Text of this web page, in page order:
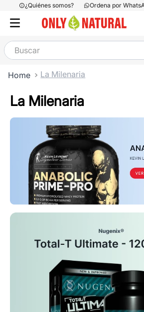
¿Quiénes somos? Ordena por
Buscar
La Milenaria
La Milenaria